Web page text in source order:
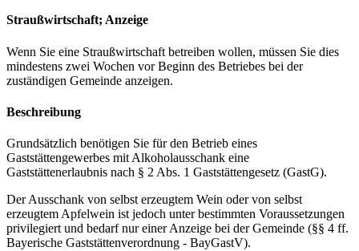
Straußwirtschaft; Anzeige
Wenn Sie eine Straußwirtschaft betreiben wollen, müssen Sie dies
mindestens zwei Wochen vor Beginn des Betriebes bei der
zuständigen Gemeinde anzeigen.
Beschreibung
Grundsätzlich benötigen Sie für den Betrieb eines
Gaststättengewerbes mit Alkoholausschank eine
Gaststättenerlaubnis nach § 2 Abs. 1 Gaststättengesetz (GastG).
Der Ausschank von selbst erzeugtem Wein oder von selbst
erzeugtem Apfelwein ist jedoch unter bestimmten Voraussetzungen
privilegiert und bedarf nur einer Anzeige bei der Gemeinde (§§ 4 ff.
Bayerische Gaststättenverordnung - BayGastV).